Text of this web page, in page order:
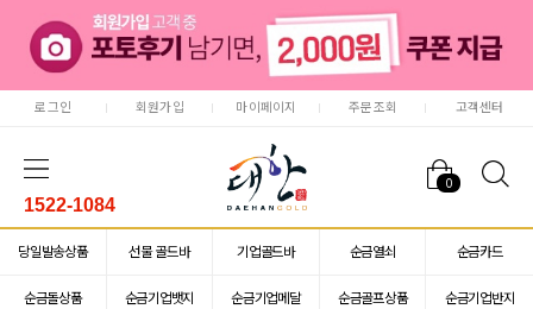
로그인 회원가입 마이페이지 주문조회 고객센터
0
1522-1084
당일발송상품 선물 골드바 기업골드바 순금열쇠 순금카드
순금돌상품 순금기업뱃지 순금기업메달 순금골프상품 순금기업반지